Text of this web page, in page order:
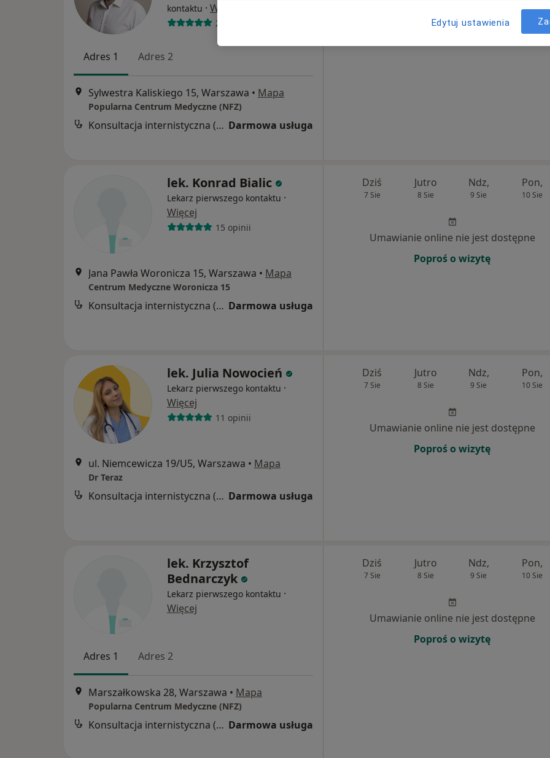
kontaktu · Więcej
24 opinie
Adres 1 Adres 2
Sylwestra Kaliskiego 15, Warszawa • Mapa
Popularna Centrum Medyczne (NFZ)
Konsultacja internistyczna (NFZ) Darmowa usługa
Umawianie online nie jest dostępne
lek. Konrad Bialic
Lekarz pierwszego kontaktu ·
Więcej
15 opinii
Jana Pawła Woronicza 15, Warszawa • Mapa
Centrum Medyczne Woronicza 15
Konsultacja internistyczna (NFZ) Darmowa usługa
Dziś
7 Sie
Jutro
8 Sie
Ndz,
9 Sie
Pon,
10 Sie
Umawianie online nie jest dostępne
Poproś o wizytę
lek. Julia Nowocień
Lekarz pierwszego kontaktu ·
Więcej
11 opinii
ul. Niemcewicza 19/U5, Warszawa • Mapa
Dr Teraz
Konsultacja internistyczna (NFZ) Darmowa usługa
Dziś
7 Sie
Jutro
8 Sie
Ndz,
9 Sie
Pon,
10 Sie
Umawianie online nie jest dostępne
Poproś o wizytę
lek. Krzysztof
Bednarczyk
Lekarz pierwszego kontaktu ·
Więcej
Adres 1 Adres 2
Marszałkowska 28, Warszawa • Mapa
Popularna Centrum Medyczne (NFZ)
Konsultacja internistyczna (NFZ) Darmowa usługa
Dziś
7 Sie
Jutro
8 Sie
Ndz,
9 Sie
Pon,
10 Sie
Umawianie online nie jest dostępne
Poproś o wizytę
Edytuj ustawienia